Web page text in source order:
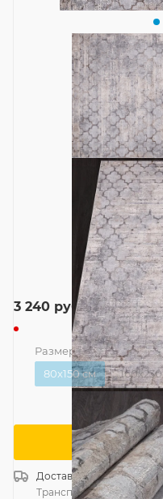
3 240 руб.
Размер — 80x150 см
80x150 см
ДоставкаРоссия
Транспортной